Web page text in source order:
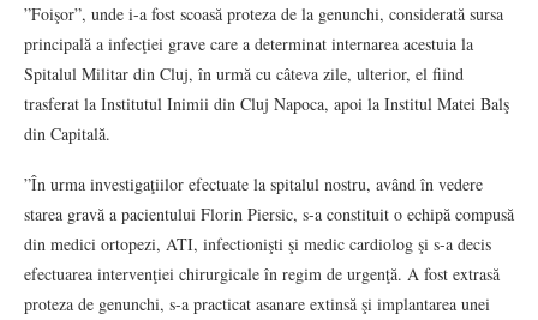
”Foişor”, unde i-a fost scoasă proteza de la genunchi, considerată sursa
principală a infecţiei grave care a determinat internarea acestuia la
Spitalul Militar din Cluj, în urmă cu câteva zile, ulterior, el fiind
trasferat la Institutul Inimii din Cluj Napoca, apoi la Institul Matei Balş
din Capitală.
”În urma investigaţiilor efectuate la spitalul nostru, având în vedere
starea gravă a pacientului Florin Piersic, s-a constituit o echipă compusă
din medici ortopezi, ATI, infectionişti şi medic cardiolog şi s-a decis
efectuarea intervenţiei chirurgicale în regim de urgenţă. A fost extrasă
proteza de genunchi, s-a practicat asanare extinsă şi implantarea unei